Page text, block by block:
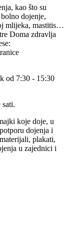
kao što su
dojenje,
mlijeka, mastitis…
Doma zdravlja
od 7:30 - 15:30
koje doje, u
dojenja i
plakati,
u zajednici i